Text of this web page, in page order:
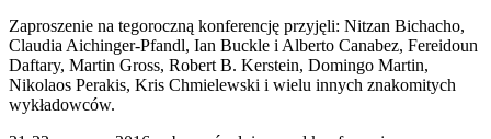
Zaproszenie na tegoroczną konferencję przyjęli: Nitzan Bichacho,
Claudia Aichinger-Pfandl, Ian Buckle i Alberto Canabez, Fereidoun
Daftary, Martin Gross, Robert B. Kerstein, Domingo Martin,
Nikolaos Perakis, Kris Chmielewski i wielu innych znakomitych
wykładowców.